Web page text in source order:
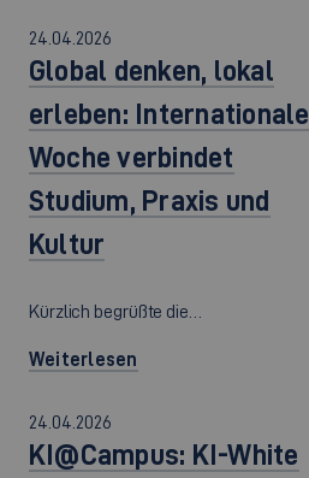
24.04.2026
Global denken, lokal
erleben: Internationale
Woche verbindet
Studium, Praxis und
Kultur
Kürzlich begrüßte die…
Weiterlesen
24.04.2026
KI@Campus: KI-White